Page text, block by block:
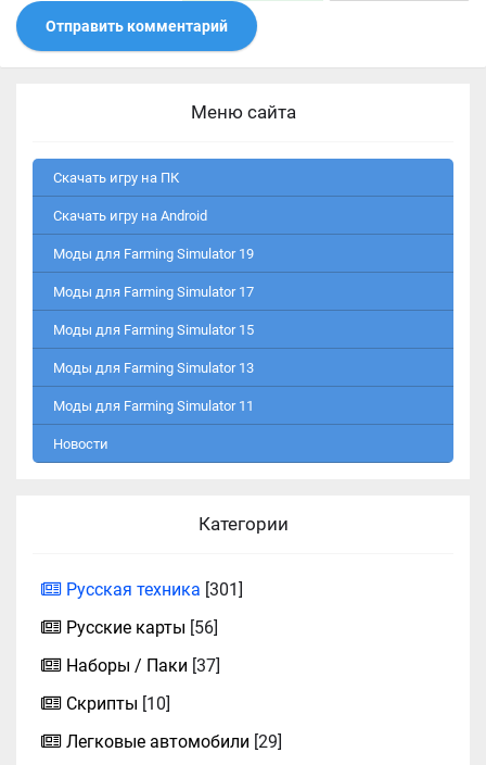
Отправить комментарий
Меню сайта
Скачать игру на ПК
Скачать игру на Android
Моды для Farming Simulator 19
Моды для Farming Simulator 17
Моды для Farming Simulator 15
Моды для Farming Simulator 13
Моды для Farming Simulator 11
Новости
Категории
Русская техника [301]
Русские карты [56]
Наборы / Паки [37]
Скрипты [10]
Легковые автомобили [29]